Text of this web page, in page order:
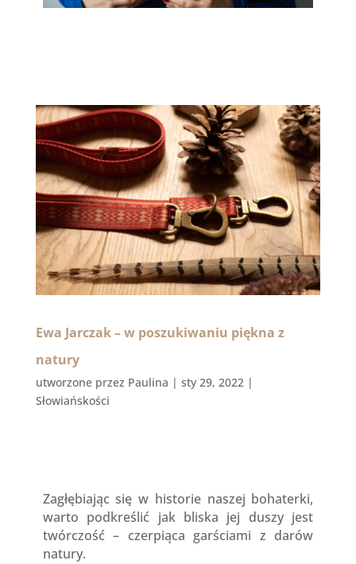
Ewa Jarczak – w poszukiwaniu piękna z
natury
utworzone przez Paulina | sty 29, 2022 |
Słowiańskości
Zagłębiając się w historie naszej bohaterki,
warto podkreślić jak bliska jej duszy jest
twórczość – czerpiąca garściami z darów
natury.